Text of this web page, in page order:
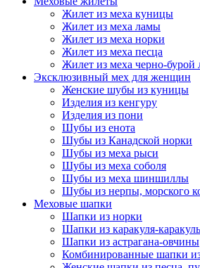
Жилет из меха куницы
Жилет из меха ламы
Жилет из меха норки
Жилет из меха песца
Жилет из меха черно-бурой
Эксклюзивный мех для женщин
Женские шубы из куницы
Изделия из кенгуру
Изделия из пони
Шубы из енота
Шубы из Канадской норки
Шубы из меха рыси
Шубы из меха соболя
Шубы из меха шиншиллы
Шубы из нерпы, морского
Меховые шапки
Шапки из норки
Шапки из каракуля-
Шапки из астрагана-овчины
Комбинированные шапки